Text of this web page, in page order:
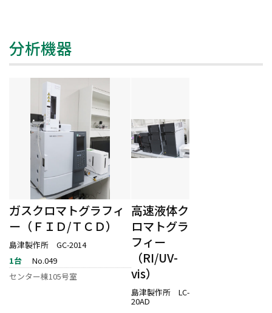
分析機器
ガスクロマトグラフィ
ー（ＦＩＤ/ＴＣＤ）
島津製作所 GC-2014
1台
No.049
センター棟105号室
高速液体ク
ロマトグラ
フィー
（RI/UV-
vis）
島津製作所 LC-
20AD